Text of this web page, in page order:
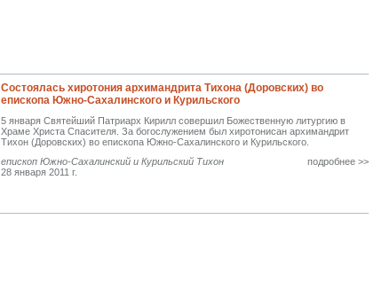
Состоялась хиротония архимандрита Тихона (Доровских) во
епископа Южно-Сахалинского и Курильского
5 января Святейший Патриарх Кирилл совершил Божественную литургию в
Храме Христа Спасителя. За богослужением был хиротонисан архимандрит
Тихон (Доровских) во епископа Южно-Сахалинского и Курильского.
епископ Южно-Сахалинский и Курильский Тихон
28 января 2011 г.
подробнее >>